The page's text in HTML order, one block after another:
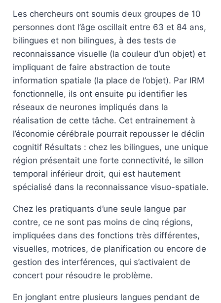
Les chercheurs ont soumis deux groupes de 10
personnes dont l’âge oscillait entre 63 et 84 ans,
bilingues et non bilingues, à des tests de
reconnaissance visuelle (la couleur d’un objet) et
impliquant de faire abstraction de toute
information spatiale (la place de l’objet). Par IRM
fonctionnelle, ils ont ensuite pu identifier les
réseaux de neurones impliqués dans la
réalisation de cette tâche. Cet entrainement à
l’économie cérébrale pourrait repousser le déclin
cognitif Résultats : chez les bilingues, une unique
région présentait une forte connectivité, le sillon
temporal inférieur droit, qui est hautement
spécialisé dans la reconnaissance visuo-spatiale.
Chez les pratiquants d’une seule langue par
contre, ce ne sont pas moins de cinq régions,
impliquées dans des fonctions très différentes,
visuelles, motrices, de planification ou encore de
gestion des interférences, qui s’activaient de
concert pour résoudre le problème.
En jonglant entre plusieurs langues pendant de